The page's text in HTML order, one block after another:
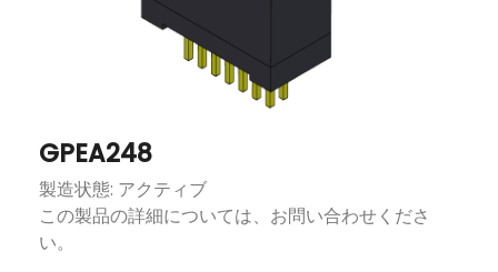
GPEA248
製造状態: アクティブ
この製品の詳細については、お問い合わせくださ
い。